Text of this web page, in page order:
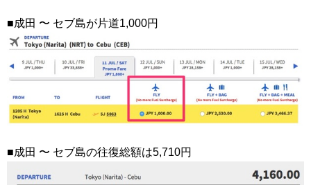
■成田 〜 セブ島が片道1,000円
■成田 〜 セブ島の往復総額は5,710円